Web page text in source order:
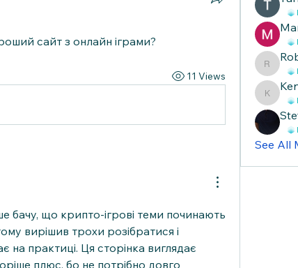
сайт з онлайн іграми?
11 Views
бачу, що крипто-ігрові теми починають
вирішив трохи розібратися і
на практиці. Ця сторінка виглядає
плюс, бо не потрібно довго
Robin
Ken
See All